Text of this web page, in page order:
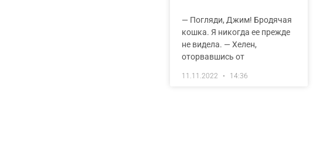
— Погляди, Джим! Бродячая
кошка. Я никогда ее прежде
не видела. — Хелен,
оторвавшись от
11.11.2022 14:36